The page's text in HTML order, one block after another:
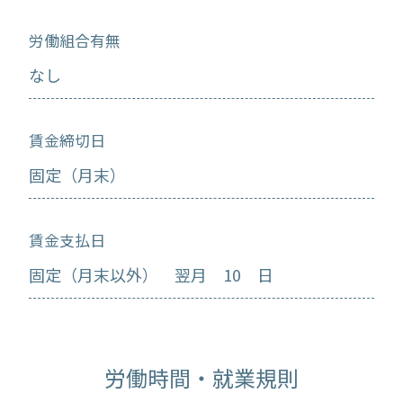
労働組合有無
なし
賃金締切日
固定（月末）
賃金支払日
固定（月末以外） 翌月 10 日
労働時間・就業規則